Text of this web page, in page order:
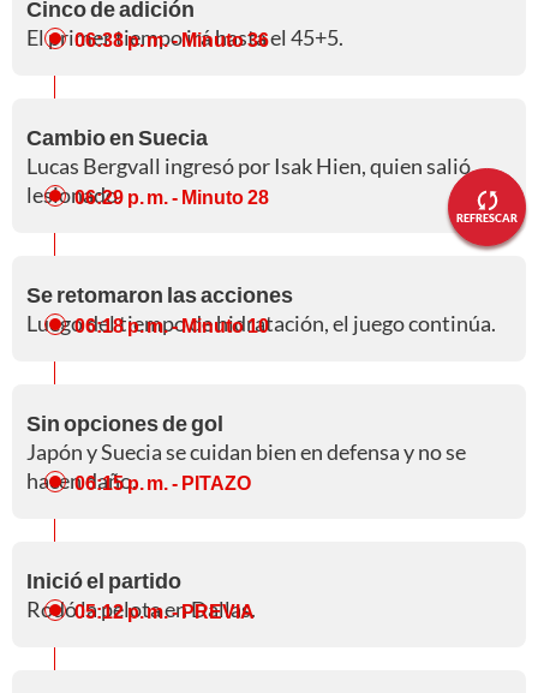
REFRESCAR
Cinco de adición
El primer tiempo irá hasta el 45+5.
06:38 p. m.- Minuto 36
Cambio en Suecia
Lucas Bergvall ingresó por Isak Hien, quien salió
lesionado.
06:29 p. m. - Minuto 28
Se retomaron las acciones
Luego del tiempo de hidratación, el juego continúa.
06:18 p. m.- Minuto 10
Sin opciones de gol
Japón y Suecia se cuidan bien en defensa y no se
hacen daño.
06:15 p. m. - PITAZO
Inició el partido
Rodó la pelota en Dallas.
05:12 p. m.- PREVIA